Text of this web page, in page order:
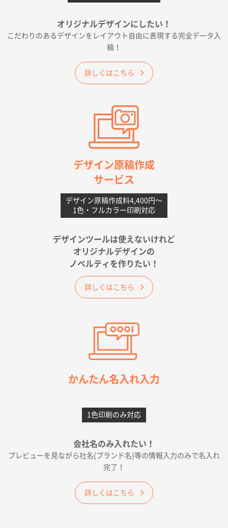
千葉県A社様
2026年06月19日 09:41
価格 大丈夫そうな会社に見えた
大阪府のお客様
A4フルカラークリアファイル1000枚
【ポリ】特別ご注文ページ1000枚
2026年06月08日 17:38
対応の速さ、丁寧さ、提案など
不織布フラットバッグ（A4縦サイズ）1000枚
2026年05月25日 15:10
が決め手です
佐賀県A社様
2026年05月23日 16:24
希望の商品（今回発注分）が一番安かったため
ワンポイント箔押し紙袋 M横サイズ(A4対応)
2026年05月21日 12:56
300枚
2026年05月19日 12:05
大阪府E社様
ワンポイントポリ袋 A4サイズ
2026年04月25日 17:53
納期が早そうだった
オリジナルデザインにしたい！
こだわりのあるデザインをレイアウト自由に表現する完全データ入
稿！
詳しくはこちら
デザイン原稿作成
サービス
デザイン原稿作成料4,400円〜
1色・フルカラー印刷対応
デザインツールは使えないけれど
オリジナルデザインの
ノベルティを作りたい！
詳しくはこちら
かんたん名入れ入力
1色印刷のみ対応
会社名のみ入れたい！
プレビューを見ながら社名(ブランド名)等の情報入力のみで名入れ
完了！
詳しくはこちら